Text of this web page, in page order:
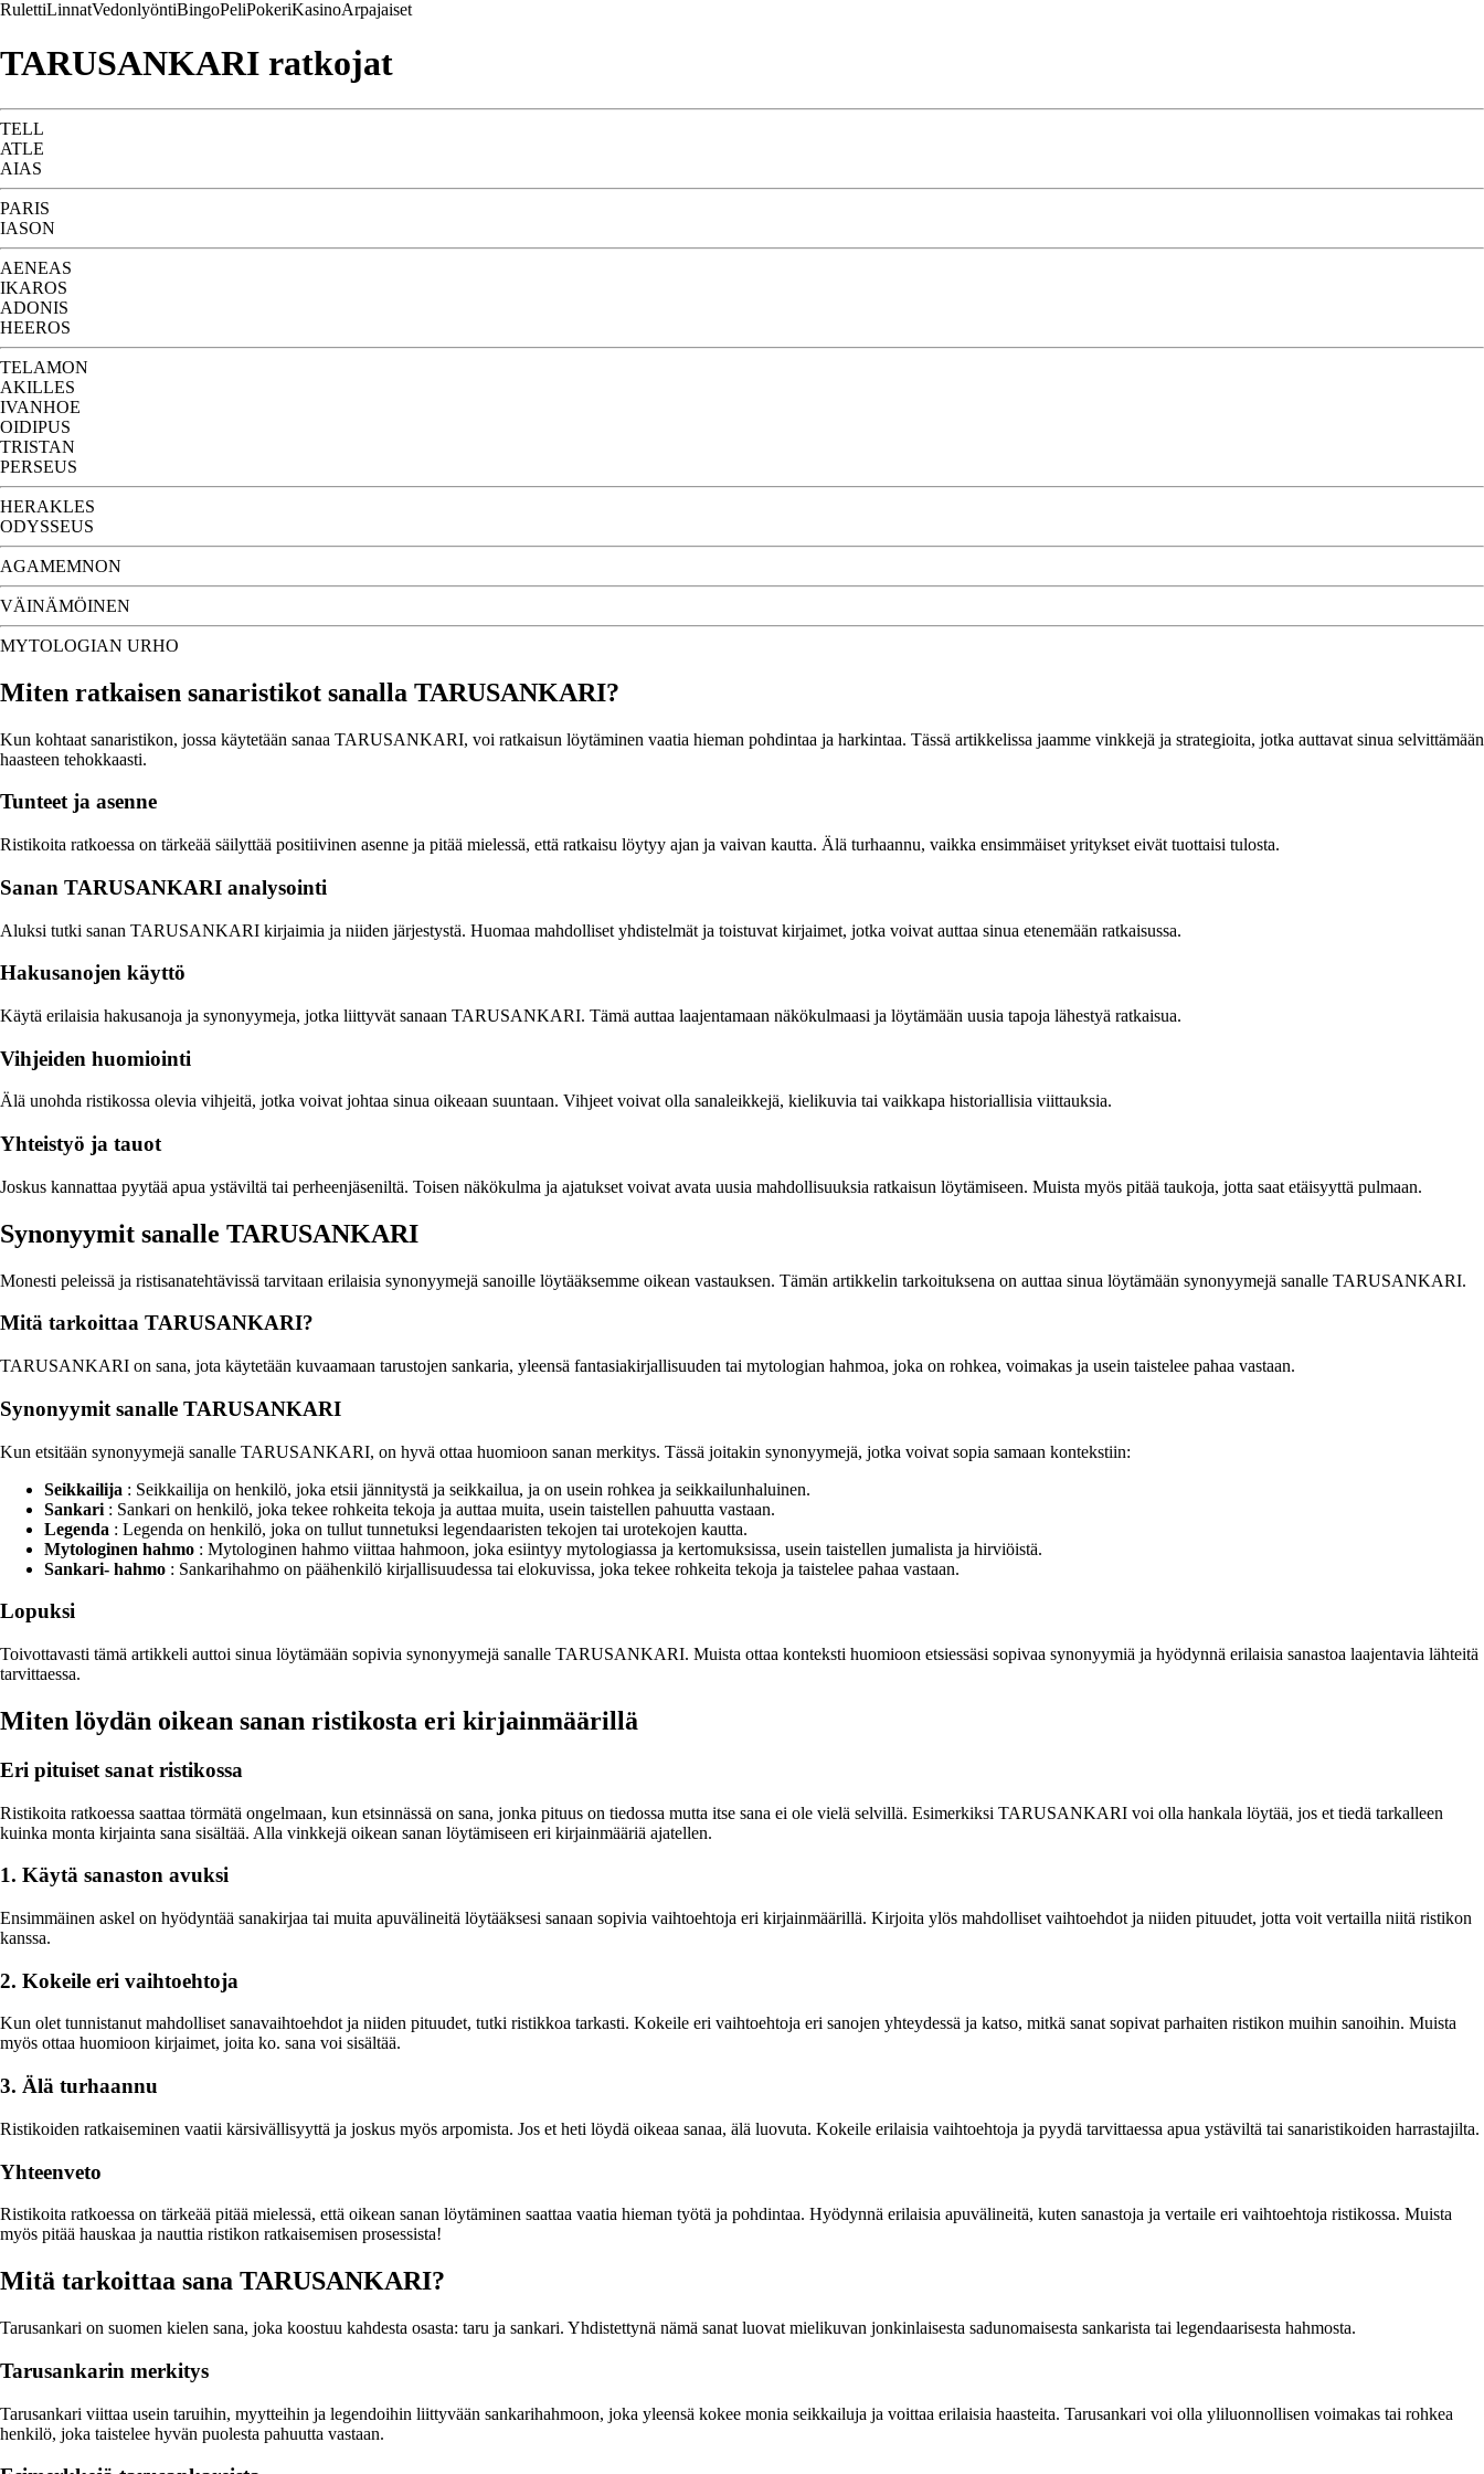
RulettiLinnatVedonlyöntiBingoPeliPokeriKasinoArpajaiset
TARUSANKARI ratkojat
TELL
ATLE
AIAS
PARIS
IASON
AENEAS
IKAROS
ADONIS
HEEROS
TELAMON
AKILLES
IVANHOE
OIDIPUS
TRISTAN
PERSEUS
HERAKLES
ODYSSEUS
AGAMEMNON
VÄINÄMÖINEN
MYTOLOGIAN URHO
Miten ratkaisen sanaristikot sanalla TARUSANKARI?
Kun kohtaat sanaristikon, jossa käytetään sanaa TARUSANKARI, voi ratkaisun löytäminen vaatia hieman pohdintaa ja harkintaa. Tässä artikkelissa jaamme vinkkejä ja strategioita, jotka auttavat sinua selvittämään
haasteen tehokkaasti.
Tunteet ja asenne
Ristikoita ratkoessa on tärkeää säilyttää positiivinen asenne ja pitää mielessä, että ratkaisu löytyy ajan ja vaivan kautta. Älä turhaannu, vaikka ensimmäiset yritykset eivät tuottaisi tulosta.
Sanan TARUSANKARI analysointi
Aluksi tutki sanan TARUSANKARI kirjaimia ja niiden järjestystä. Huomaa mahdolliset yhdistelmät ja toistuvat kirjaimet, jotka voivat auttaa sinua etenemään ratkaisussa.
Hakusanojen käyttö
Käytä erilaisia hakusanoja ja synonyymeja, jotka liittyvät sanaan TARUSANKARI. Tämä auttaa laajentamaan näkökulmaasi ja löytämään uusia tapoja lähestyä ratkaisua.
Vihjeiden huomiointi
Älä unohda ristikossa olevia vihjeitä, jotka voivat johtaa sinua oikeaan suuntaan. Vihjeet voivat olla sanaleikkejä, kielikuvia tai vaikkapa historiallisia viittauksia.
Yhteistyö ja tauot
Joskus kannattaa pyytää apua ystäviltä tai perheenjäseniltä. Toisen näkökulma ja ajatukset voivat avata uusia mahdollisuuksia ratkaisun löytämiseen. Muista myös pitää taukoja, jotta saat etäisyyttä pulmaan.
Synonyymit sanalle TARUSANKARI
Monesti peleissä ja ristisanatehtävissä tarvitaan erilaisia synonyymejä sanoille löytääksemme oikean vastauksen. Tämän artikkelin tarkoituksena on auttaa sinua löytämään synonyymejä sanalle TARUSANKARI.
Mitä tarkoittaa TARUSANKARI?
TARUSANKARI on sana, jota käytetään kuvaamaan tarustojen sankaria, yleensä fantasiakirjallisuuden tai mytologian hahmoa, joka on rohkea, voimakas ja usein taistelee pahaa vastaan.
Synonyymit sanalle TARUSANKARI
Kun etsitään synonyymejä sanalle TARUSANKARI, on hyvä ottaa huomioon sanan merkitys. Tässä joitakin synonyymejä, jotka voivat sopia samaan kontekstiin:
Seikkailija : Seikkailija on henkilö, joka etsii jännitystä ja seikkailua, ja on usein rohkea ja seikkailunhaluinen.
Sankari : Sankari on henkilö, joka tekee rohkeita tekoja ja auttaa muita, usein taistellen pahuutta vastaan.
Legenda : Legenda on henkilö, joka on tullut tunnetuksi legendaaristen tekojen tai urotekojen kautta.
Mytologinen hahmo : Mytologinen hahmo viittaa hahmoon, joka esiintyy mytologiassa ja kertomuksissa, usein taistellen jumalista ja hirviöistä.
Sankari- hahmo : Sankarihahmo on päähenkilö kirjallisuudessa tai elokuvissa, joka tekee rohkeita tekoja ja taistelee pahaa vastaan.
Lopuksi
Toivottavasti tämä artikkeli auttoi sinua löytämään sopivia synonyymejä sanalle TARUSANKARI. Muista ottaa konteksti huomioon etsiessäsi sopivaa synonyymiä ja hyödynnä erilaisia sanastoa laajentavia lähteitä
tarvittaessa.
Miten löydän oikean sanan ristikosta eri kirjainmäärillä
Eri pituiset sanat ristikossa
Ristikoita ratkoessa saattaa törmätä ongelmaan, kun etsinnässä on sana, jonka pituus on tiedossa mutta itse sana ei ole vielä selvillä. Esimerkiksi TARUSANKARI voi olla hankala löytää, jos et tiedä tarkalleen
kuinka monta kirjainta sana sisältää. Alla vinkkejä oikean sanan löytämiseen eri kirjainmääriä ajatellen.
1. Käytä sanaston avuksi
Ensimmäinen askel on hyödyntää sanakirjaa tai muita apuvälineitä löytääksesi sanaan sopivia vaihtoehtoja eri kirjainmäärillä. Kirjoita ylös mahdolliset vaihtoehdot ja niiden pituudet, jotta voit vertailla niitä ristikon
kanssa.
2. Kokeile eri vaihtoehtoja
Kun olet tunnistanut mahdolliset sanavaihtoehdot ja niiden pituudet, tutki ristikkoa tarkasti. Kokeile eri vaihtoehtoja eri sanojen yhteydessä ja katso, mitkä sanat sopivat parhaiten ristikon muihin sanoihin. Muista
myös ottaa huomioon kirjaimet, joita ko. sana voi sisältää.
3. Älä turhaannu
Ristikoiden ratkaiseminen vaatii kärsivällisyyttä ja joskus myös arpomista. Jos et heti löydä oikeaa sanaa, älä luovuta. Kokeile erilaisia vaihtoehtoja ja pyydä tarvittaessa apua ystäviltä tai sanaristikoiden harrastajilta.
Yhteenveto
Ristikoita ratkoessa on tärkeää pitää mielessä, että oikean sanan löytäminen saattaa vaatia hieman työtä ja pohdintaa. Hyödynnä erilaisia apuvälineitä, kuten sanastoja ja vertaile eri vaihtoehtoja ristikossa. Muista
myös pitää hauskaa ja nauttia ristikon ratkaisemisen prosessista!
Mitä tarkoittaa sana TARUSANKARI?
Tarusankari on suomen kielen sana, joka koostuu kahdesta osasta: taru ja sankari. Yhdistettynä nämä sanat luovat mielikuvan jonkinlaisesta sadunomaisesta sankarista tai legendaarisesta hahmosta.
Tarusankarin merkitys
Tarusankari viittaa usein taruihin, myytteihin ja legendoihin liittyvään sankarihahmoon, joka yleensä kokee monia seikkailuja ja voittaa erilaisia haasteita. Tarusankari voi olla yliluonnollisen voimakas tai rohkea
henkilö, joka taistelee hyvän puolesta pahuutta vastaan.